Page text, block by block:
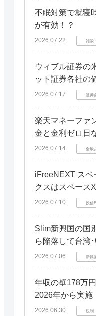
不眠対策で就寝
が有効！？
2026.07.22 雑談
ウィブル証券の
ット証券各社の
2026.07.17 証券
楽天マネーファ
金と金利ゼロ日
2026.07.14 全般
iFreeNEXT スペ
クスはスペース
2026.07.10 投信
Slim新興国の国
ら陥落して台湾
2026.07.06 新興
年収の壁178万
2026年から実施
2026.06.30 税制